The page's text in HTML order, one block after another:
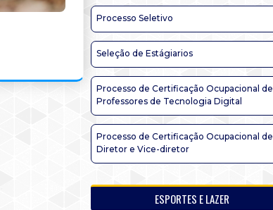
Processo Seletivo
Seleção de Estágiarios
Processo de Certificação Ocupacional de
Professores de Tecnologia Digital
Processo de Certificação Ocupacional de
Diretor e Vice-diretor
ESPORTES E LAZER